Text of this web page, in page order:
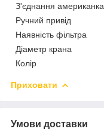
З'єднання американка
Ручний привід
Наявність фільтра
Діаметр крана
Колір
Приховати
Умови доставки